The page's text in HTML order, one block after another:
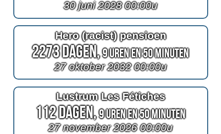
30 juni 2028 00:00u
Hero (racist) pensioen
2273 Dagen,9 Uren en 50 Minuten
27 oktober 2032 00:00u
Lustrum Les Fétiches
112 Dagen,9 Uren en 50 Minuten
27 november 2026 00:00u